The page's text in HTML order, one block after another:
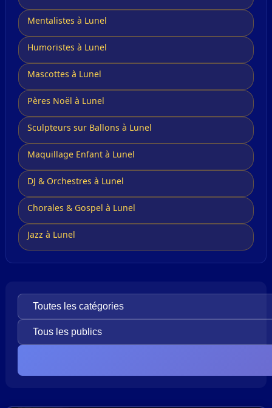
Mentalistes à Lunel
Humoristes à Lunel
Mascottes à Lunel
Pères Noël à Lunel
Sculpteurs sur Ballons à Lunel
Maquillage Enfant à Lunel
DJ & Orchestres à Lunel
Chorales & Gospel à Lunel
Jazz à Lunel